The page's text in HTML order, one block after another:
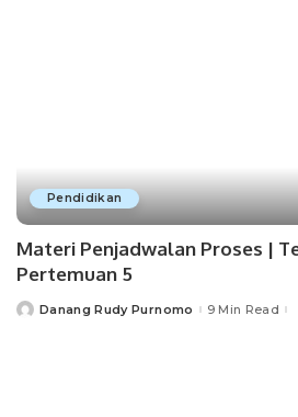
Pendidikan
Materi Penjadwalan Proses |
Pertemuan 5
PostedDanang Rudy Purnomo 9 Min Read